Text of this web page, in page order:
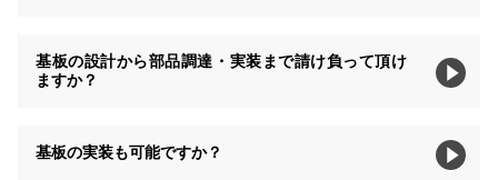
基板の設計から部品調達・実装まで請け負って頂け
ますか？
基板の実装も可能ですか？